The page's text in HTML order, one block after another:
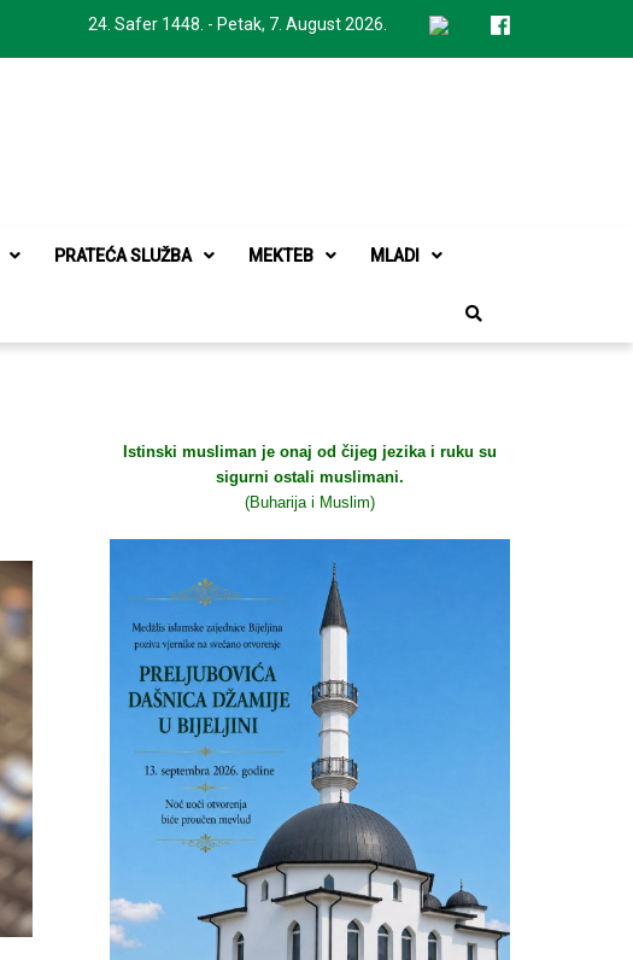
24. Safer 1448. - Petak, 7. August 2026.
PRATEĆA SLUŽBA MEKTEB MLADI
Istinski musliman je onaj od čijeg jezika i ruku su
sigurni ostali muslimani.
(Buharija i Muslim)